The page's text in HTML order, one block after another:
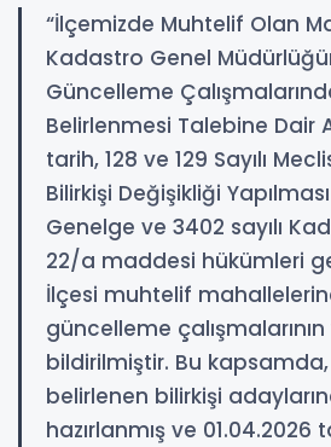
“İlçemizde Muhtelif Olan
Kadastro Genel
Güncelleme
Belirlenmesi Talebine Dair
tarih, 128 ve 129 Sayılı
Bilirkişi Değişikliği
Genelge ve 3402 sayılı
22/a maddesi hükümleri
İlçesi muhtelif
güncelleme çalışmalarının
bildirilmiştir. Bu
belirlenen bilirkişi
hazırlanmış ve 01.04.2026